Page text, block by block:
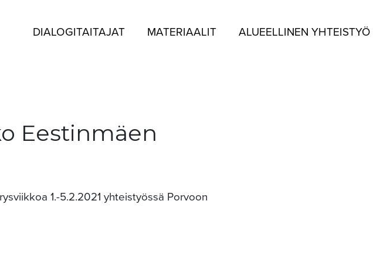
DIALOGITAITAJAT MATERIAALIT ALUEELLINEN YHTEISTYÖ
Eestinmäen
1.-5.2.2021 yhteistyössä Porvoon